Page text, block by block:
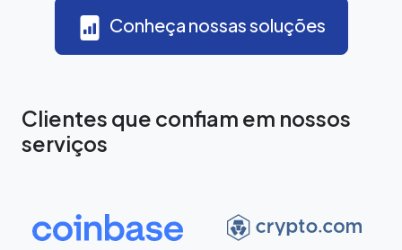
Conheça nossas soluções
Clientes que confiam em nossos
serviços